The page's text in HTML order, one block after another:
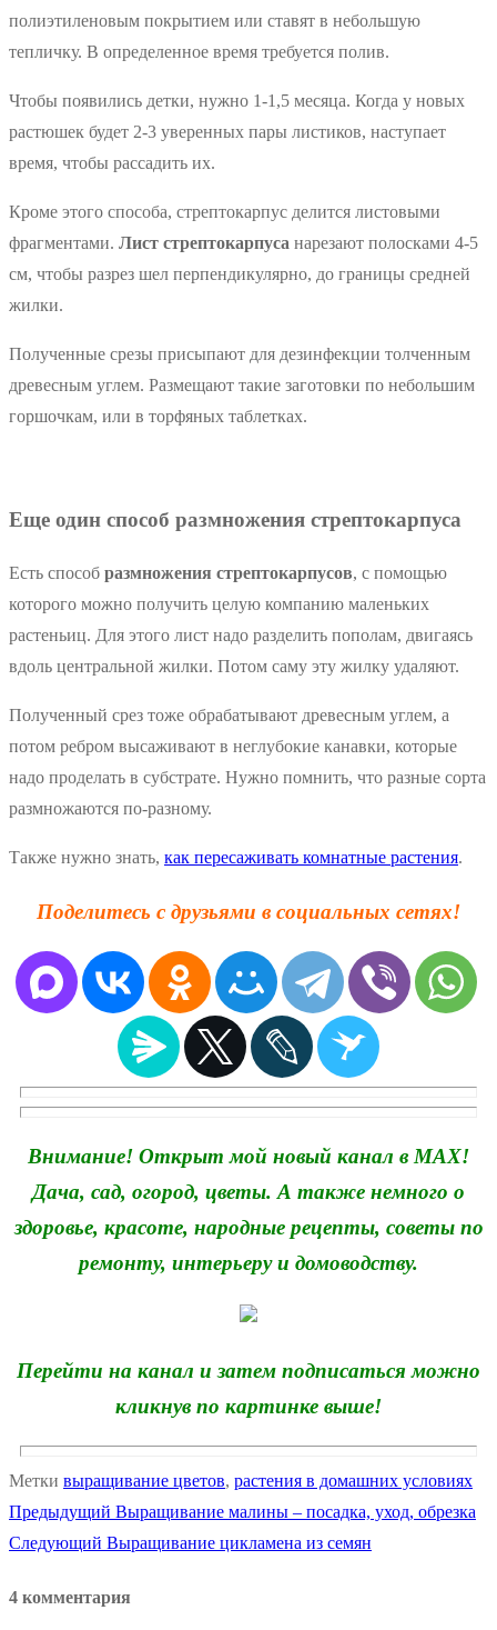
полиэтиленовым покрытием или ставят в небольшую
тепличку. В определенное время требуется полив.
Чтобы появились детки, нужно 1-1,5 месяца. Когда у новых
растюшек будет 2-3 уверенных пары листиков, наступает
время, чтобы рассадить их.
Кроме этого способа, стрептокарпус делится листовыми
фрагментами. Лист стрептокарпуса нарезают полосками 4-5
см, чтобы разрез шел перпендикулярно, до границы средней
жилки.
Полученные срезы присыпают для дезинфекции толченным
древесным углем. Размещают такие заготовки по небольшим
горшочкам, или в торфяных таблетках.
Еще один способ размножения стрептокарпуса
Есть способ размножения стрептокарпусов, с помощью
которого можно получить целую компанию маленьких
растеньиц. Для этого лист надо разделить пополам, двигаясь
вдоль центральной жилки. Потом саму эту жилку удаляют.
Полученный срез тоже обрабатывают древесным углем, а
потом ребром высаживают в неглубокие канавки, которые
надо проделать в субстрате. Нужно помнить, что разные сорта
размножаются по-разному.
Также нужно знать, как пересаживать комнатные растения.
Поделитесь с друзьями в социальных сетях!
Внимание! Открыт мой новый канал в MAX!
Дача, сад, огород, цветы. А также немного о
здоровье, красоте, народные рецепты, советы по
ремонту, интерьеру и домоводству.
Перейти на канал и затем подписаться можно
кликнув по картинке выше!
Метки выращивание цветов, растения в домашних условиях
Навигация
записям
Предыдущий Предыдущая
запись:
Выращивание малины – посадка, уход, обрезка
Следующий Следующая
Выращивание цикламена из семян
4 комментария